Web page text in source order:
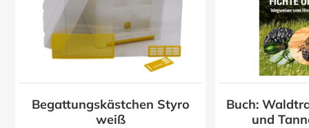
Begattungskästchen Styro
weiß
Buch:
und